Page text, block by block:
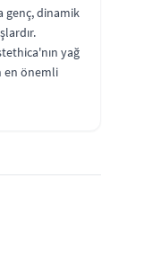
genç, dinamik
yağ
en önemli